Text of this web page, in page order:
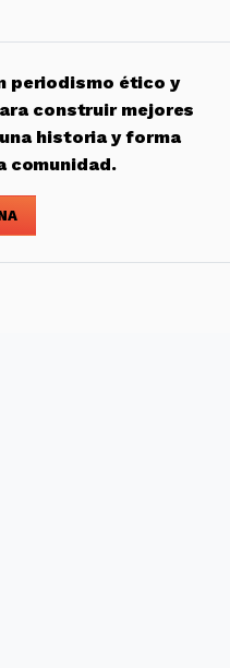
periodismo ético y
construir mejores
historia y forma
comunidad.